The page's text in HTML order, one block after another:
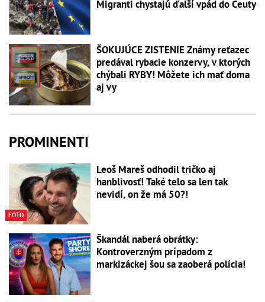
Migranti chystajú ďalší vpád do Ceuty
ŠOKUJÚCE ZISTENIE Známy reťazec
predával rybacie konzervy, v ktorých
chýbali RYBY! Môžete ich mať doma
aj vy
PROMINENTI
FOTO
Leoš Mareš odhodil tričko aj
hanblivosť! Také telo sa len tak
nevidí, on že má 50?!
Škandál naberá obrátky:
Kontroverzným prípadom z
markizáckej šou sa zaoberá polícia!